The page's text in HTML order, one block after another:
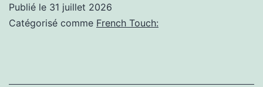
#police
Publié le 31 juillet 2026
Catégorisé comme French Touch: